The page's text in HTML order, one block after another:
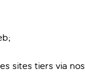
sites tiers via nos